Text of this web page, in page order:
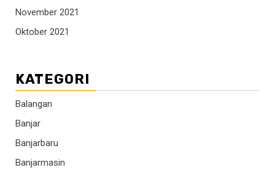
November 2021
Oktober 2021
KATEGORI
Balangan
Banjar
Banjarbaru
Banjarmasin